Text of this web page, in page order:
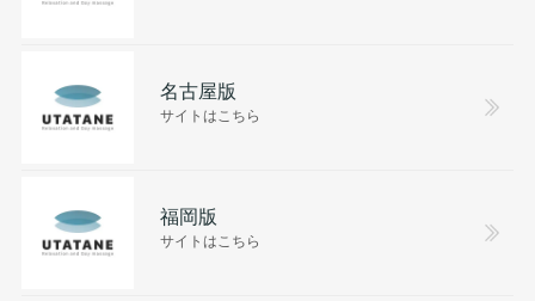
名古屋版
サイトはこちら
福岡版
サイトはこちら